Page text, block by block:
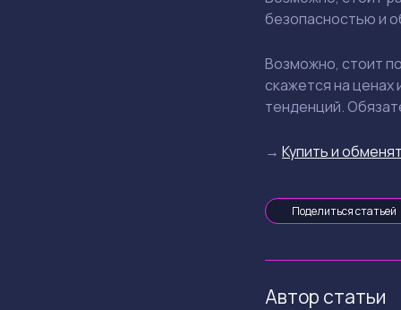
безопасностью и
Возможно, стоит
скажется на
тенденций.
→ Купить и
Поделиться статьей
Автор статьи